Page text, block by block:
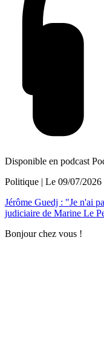
Disponible en podcast
Politique | Le 09/07/2026
Jérôme Guedj : "Je n'ai
judiciaire de Marine Le
Bonjour chez vous !